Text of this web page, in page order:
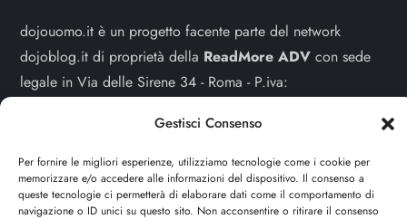
Gestisci Consenso
Per fornire le migliori esperienze, utilizziamo tecnologie come i cookie per
memorizzare e/o accedere alle informazioni del dispositivo. Il consenso a
queste tecnologie ci permetterà di elaborare dati come il comportamento di
navigazione o ID unici su questo sito. Non acconsentire o ritirare il consenso
dojouomo.it è un progetto facente parte del network
dojoblog.it di proprietà della ReadMore ADV con sede
legale in Via delle Sirene 34 - Roma - P.iva:
Cerca